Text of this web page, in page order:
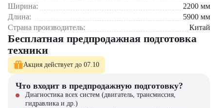
Ширина:
2200 мм
Длина:
5900 мм
Страна производитель:
Китай
Бесплатная предпродажная подготовка
техники
Акция действует до 07.10
Что входит в предпродажную подготовку?
Диагностика всех систем (двигатель, трансмиссия,
гидравлика и др.)